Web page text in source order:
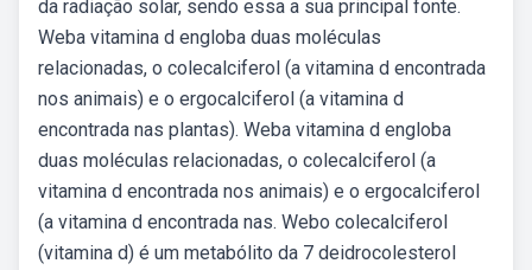
da radiação solar, sendo essa a sua principal fonte.
Weba vitamina d engloba duas moléculas
relacionadas, o colecalciferol (a vitamina d encontrada
nos animais) e o ergocalciferol (a vitamina d
encontrada nas plantas). Weba vitamina d engloba
duas moléculas relacionadas, o colecalciferol (a
vitamina d encontrada nos animais) e o ergocalciferol
(a vitamina d encontrada nas. Webo colecalciferol
(vitamina d) é um metabólito da 7 deidrocolesterol